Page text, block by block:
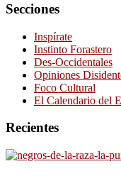
Secciones
Inspírate
Instinto Forastero
Des-Occidentales
Opiniones
Foco Cultural
El Calendario del
Recientes